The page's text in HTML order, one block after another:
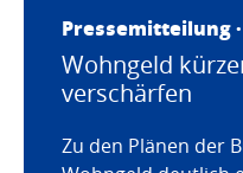
Pressemitteilung ·
Wohngeld
verschärfen
Zu den Plänen der